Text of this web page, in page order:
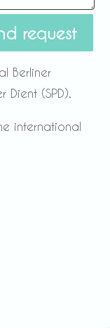
request
Berliner
(SPD).
international